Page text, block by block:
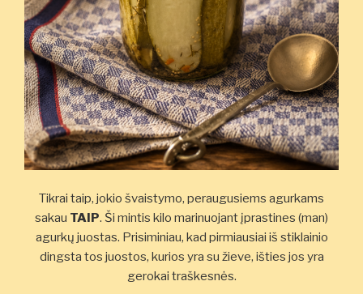
Tikrai taip, jokio švaistymo, peraugusiems agurkams
sakau TAIP. Ši mintis kilo marinuojant įprastines (man)
agurkų juostas. Prisiminiau, kad pirmiausiai iš stiklainio
dingsta tos juostos, kurios yra su žieve, išties jos yra
gerokai traškesnės.